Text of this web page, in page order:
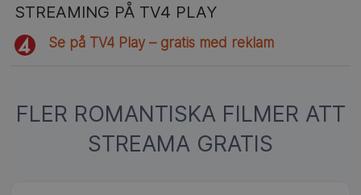
STREAMING PÅ TV4 PLAY
Se på TV4 Play – gratis med reklam
FLER ROMANTISKA FILMER ATT
STREAMA GRATIS